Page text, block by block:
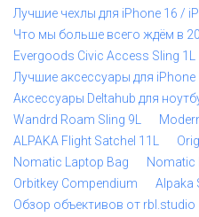
Лучшие чехлы для iPhone 16 /
Что мы больше всего ждём в
Evergoods Civic Access Sling 1L
Лучшие аксессуары для
Аксессуары Deltahub для
Wandrd Roam Sling 9L
ALPAKA Flight Satchel 11L
Nomatic Laptop Bag
Nomatic
Orbitkey Compendium
Alpaka
Обзор объективов от rbl.studio